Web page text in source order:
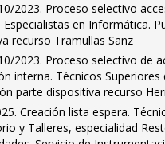
2023. Proceso selectivo
Especialistas en Informática.
recurso Tramullas Sanz
2023. Proceso selectivo de
interna. Técnicos Superiores
parte dispositiva recurso
Creación lista espera.
y Talleres, especialidad